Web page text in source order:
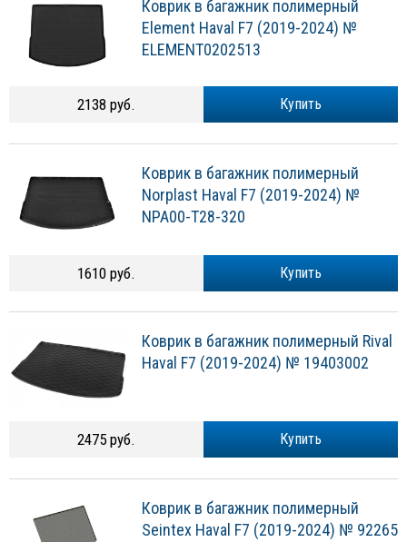
Коврик в багажник полимерный
Element Haval F7 (2019-2024) №
ELEMENT0202513
Купить
2138 руб.
Коврик в багажник полимерный
Norplast Haval F7 (2019-2024) №
NPA00-T28-320
Купить
1610 руб.
Коврик в багажник полимерный Rival
Haval F7 (2019-2024) № 19403002
Купить
2475 руб.
Коврик в багажник полимерный
Seintex Haval F7 (2019-2024) № 92265